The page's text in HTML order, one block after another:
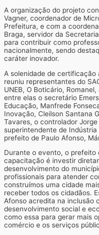
A organização do projeto
Vagner, coordenador de
Prefeitura, e com a
Braga, servidor da
para contribuir como
nacionalmente, sendo
caráter inovador.
A solenidade de
reuniu representantes do
UNEB, O Boticário,
entre elas o secretário
Educação, Manfrede
Inovação, Cleilson Santana
Tavares, o controlador
superintendente de
prefeito de Paulo Afonso,
Durante o evento, o prefeito
capacitação é investir
desenvolvimento do
profissionais para atender
construímos uma cidade
receber todos os cidadãos.
Afonso acredita na inclusão
desenvolvimento social e
como essa para gerar mais
comércio e os serviços